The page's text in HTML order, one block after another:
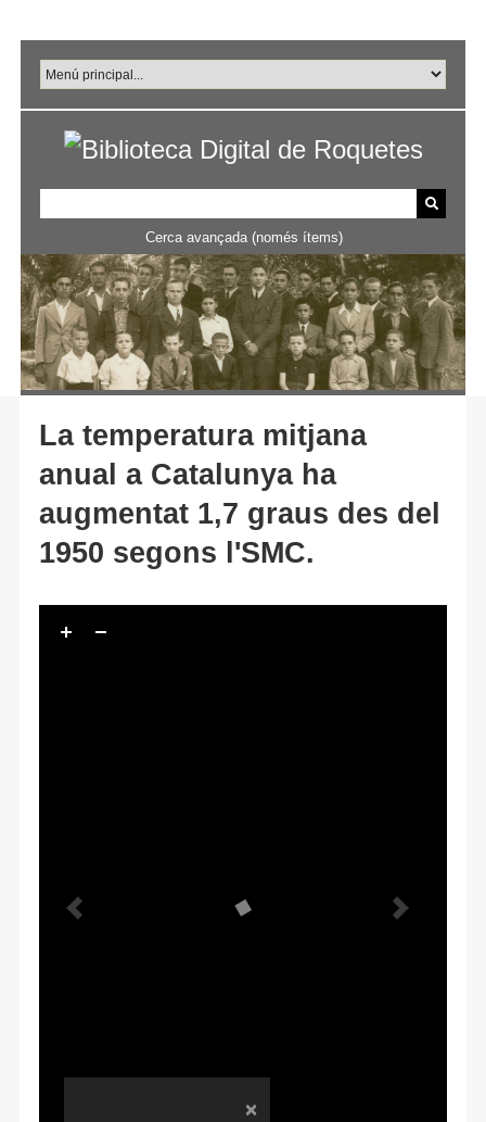
principal
Cerca avançada (només ítems)
La temperatura mitjana
anual a Catalunya ha
augmentat 1,7 graus des del
1950 segons l'SMC.
×